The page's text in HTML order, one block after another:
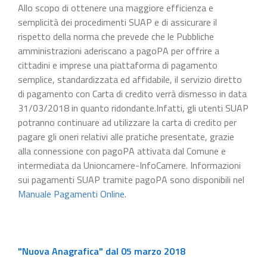
Allo scopo di ottenere una maggiore efficienza e
semplicità dei procedimenti SUAP e di assicurare il
rispetto della norma che prevede che le Pubbliche
amministrazioni aderiscano a pagoPA per offrire a
cittadini e imprese una piattaforma di pagamento
semplice, standardizzata ed affidabile, il servizio diretto
di pagamento con Carta di credito verrà dismesso in data
31/03/2018 in quanto ridondante.Infatti, gli utenti SUAP
potranno continuare ad utilizzare la carta di credito per
pagare gli oneri relativi alle pratiche presentate, grazie
alla connessione con pagoPA attivata dal Comune e
intermediata da Unioncamere-InfoCamere. Informazioni
sui pagamenti SUAP tramite pagoPA sono disponibili nel
Manuale Pagamenti Online.
"Nuova Anagrafica" dal 05 marzo 2018